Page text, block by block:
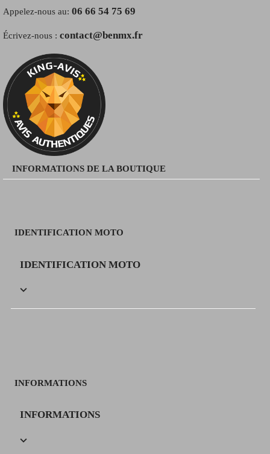
Appelez-nous au: 06 66 54 75 69
Écrivez-nous : contact@benmx.fr
INFORMATIONS DE LA BOUTIQUE
IDENTIFICATION MOTO
IDENTIFICATION MOTO

INFORMATIONS
INFORMATIONS
